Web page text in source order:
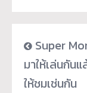
Super
มาให้เล่นกัน
ให้ชมเช่นกัน